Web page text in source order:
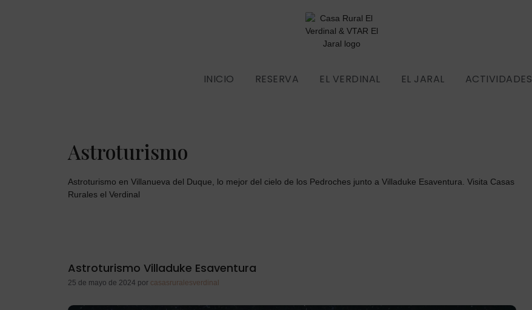
INICIO RESERVA EL VERDINAL EL JARAL ACTIVIDADES
Astroturismo
Astroturismo en Villanueva del Duque, lo mejor del cielo de los Pedroches junto a Villaduke Esaventura. Visita Casas
Rurales el Verdinal
Astroturismo Villaduke Esaventura
25 de mayo de 2024 por casasruralesverdinal